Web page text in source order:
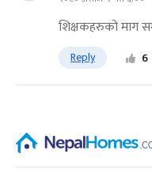
शिक्षकहरुको माग
Reply 6